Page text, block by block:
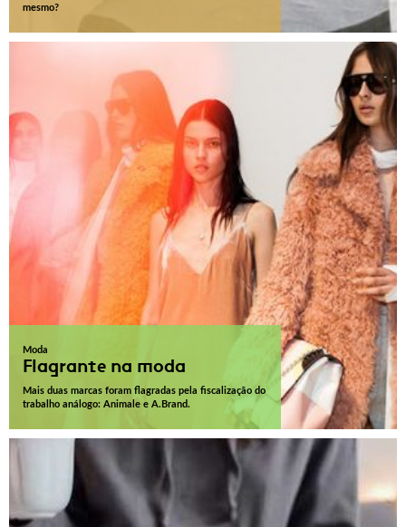
mesmo?
Moda
Flagrante na moda
Mais duas marcas foram flagradas pela fiscalização do
trabalho análogo: Animale e A.Brand.